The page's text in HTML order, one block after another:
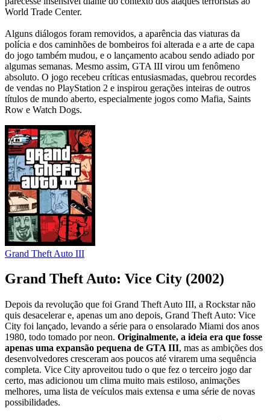
World Trade Center.
Alguns diálogos foram removidos, a aparência das viaturas da
polícia e dos caminhões de bombeiros foi alterada e a arte de capa
do jogo também mudou, e o lançamento acabou sendo adiado por
algumas semanas. Mesmo assim, GTA III virou um fenômeno
absoluto. O jogo recebeu críticas entusiasmadas, quebrou recordes
de vendas no PlayStation 2 e inspirou gerações inteiras de outros
títulos de mundo aberto, especialmente jogos como Mafia, Saints
Row e Watch Dogs.
Grand Theft Auto III
Grand Theft Auto: Vice City (2002)
Depois da revolução que foi Grand Theft Auto III, a Rockstar não
quis desacelerar e, apenas um ano depois, Grand Theft Auto: Vice
City foi lançado, levando a série para o ensolarado Miami dos anos
1980, todo tomado por neon. Originalmente, a ideia era que fosse
apenas uma expansão pequena de GTA III, mas as ambições dos
desenvolvedores cresceram aos poucos até virarem uma sequência
completa. Vice City aproveitou tudo o que fez o terceiro jogo dar
certo, mas adicionou um clima muito mais estiloso, animações
melhores, uma lista de veículos mais extensa e uma série de novas
possibilidades.